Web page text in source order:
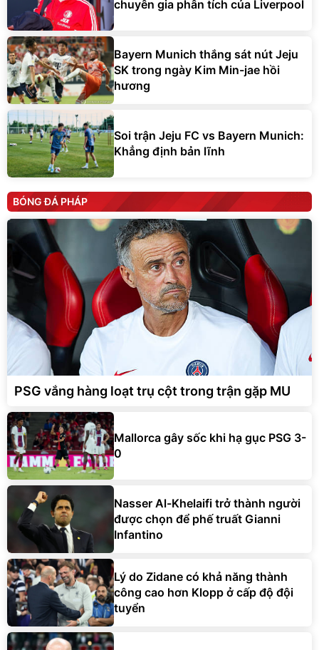
chuyên gia phân tích của Liverpool
Bayern Munich thắng sát nút Jeju
SK trong ngày Kim Min-jae hồi
hương
Soi trận Jeju FC vs Bayern Munich:
Khẳng định bản lĩnh
BÓNG ĐÁ PHÁP
PSG vắng hàng loạt trụ cột trong trận gặp MU
Mallorca gây sốc khi hạ gục PSG 3-
0
Nasser Al-Khelaifi trở thành người
được chọn để phế truất Gianni
Infantino
Lý do Zidane có khả năng thành
công cao hơn Klopp ở cấp độ đội
tuyển